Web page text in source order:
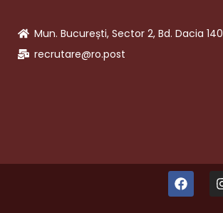
Mun. București, Sector 2, Bd. Dacia 140
recrutare@ro.post